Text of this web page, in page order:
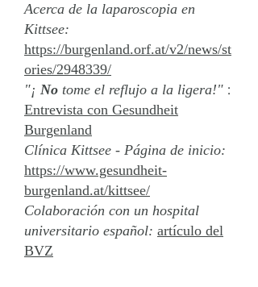
Acerca de la laparoscopia en
Kittsee:
https://burgenland.orf.at/v2/news/st
ories/2948339/
"¡ No tome el reflujo a la ligera!" :
Entrevista con Gesundheit
Burgenland
Clínica Kittsee - Página de inicio:
https://www.gesundheit-
burgenland.at/kittsee/
Colaboración con un hospital
universitario español: artículo del
BVZ